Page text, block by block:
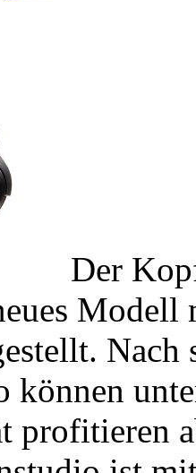
Der
Nach
können
profitieren